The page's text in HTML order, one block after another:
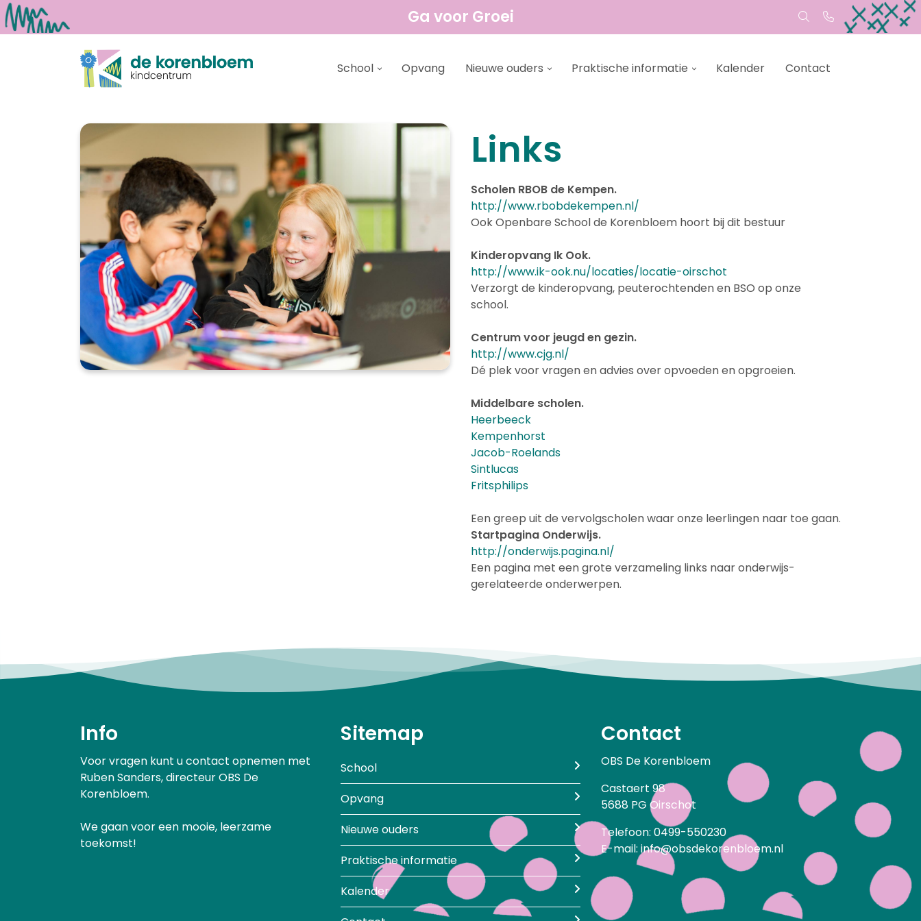
Ga voor Groei
School Opvang Nieuwe ouders Praktische informatie Kalender Contact
Links
Scholen RBOB de Kempen.
http://www.rbobdekempen.nl/
Ook Openbare School de Korenbloem hoort bij dit bestuur
Kinderopvang Ik Ook.
http://www.ik-ook.nu/locaties/locatie-oirschot
Verzorgt de kinderopvang, peuterochtenden en BSO op onze
school.
Centrum voor jeugd en gezin.
http://www.cjg.nl/
Dé plek voor vragen en advies over opvoeden en opgroeien.
Middelbare scholen.
Heerbeeck
Kempenhorst
Jacob-Roelands
Sintlucas
Fritsphilips
Een greep uit de vervolgscholen waar onze leerlingen naar toe gaan.
Startpagina Onderwijs.
http://onderwijs.pagina.nl/
Een pagina met een grote verzameling links naar onderwijs-
gerelateerde onderwerpen.
Info
Voor vragen kunt u contact opnemen met
Ruben Sanders, directeur OBS De
Korenbloem.
We gaan voor een mooie, leerzame
toekomst!
Sitemap
School
Opvang
Nieuwe ouders
Praktische informatie
Kalender
Contact
OBS De Korenbloem
Castaert 98
5688 PG Oirschot
Telefoon: 0499-550230
E-mail: info@obsdekorenbloem.nl